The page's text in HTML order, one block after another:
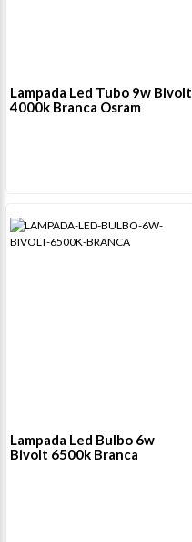
Lampada Led Tubo 9w Bivolt
4000k Branca Osram
Lampada Led Bulbo 6w
Bivolt 6500k Branca